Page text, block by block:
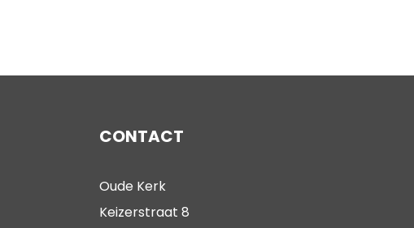
CONTACT
Oude Kerk
Keizerstraat 8